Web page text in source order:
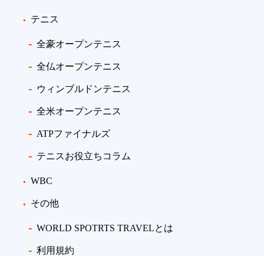
テニス
全豪オープンテニス
全仏オープンテニス
ウィンブルドンテニス
全米オープンテニス
ATPファイナルズ
テニスお役立ちコラム
WBC
その他
WORLD SPOTRTS TRAVELとは
利用規約